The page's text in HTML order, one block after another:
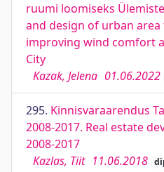
ruumi loomiseks
and design of urban
improving wind comfort
City
Kazak, Jelena 01.06.2022
295. Kinnisvaraarendus
2008-2017. Real estate
2008-2017
Kazlas, Tiit 11.06.2018